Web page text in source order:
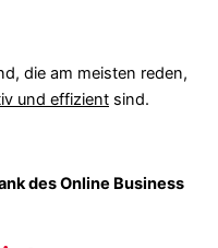
die am meisten reden,
und effizient sind.
des Online Business